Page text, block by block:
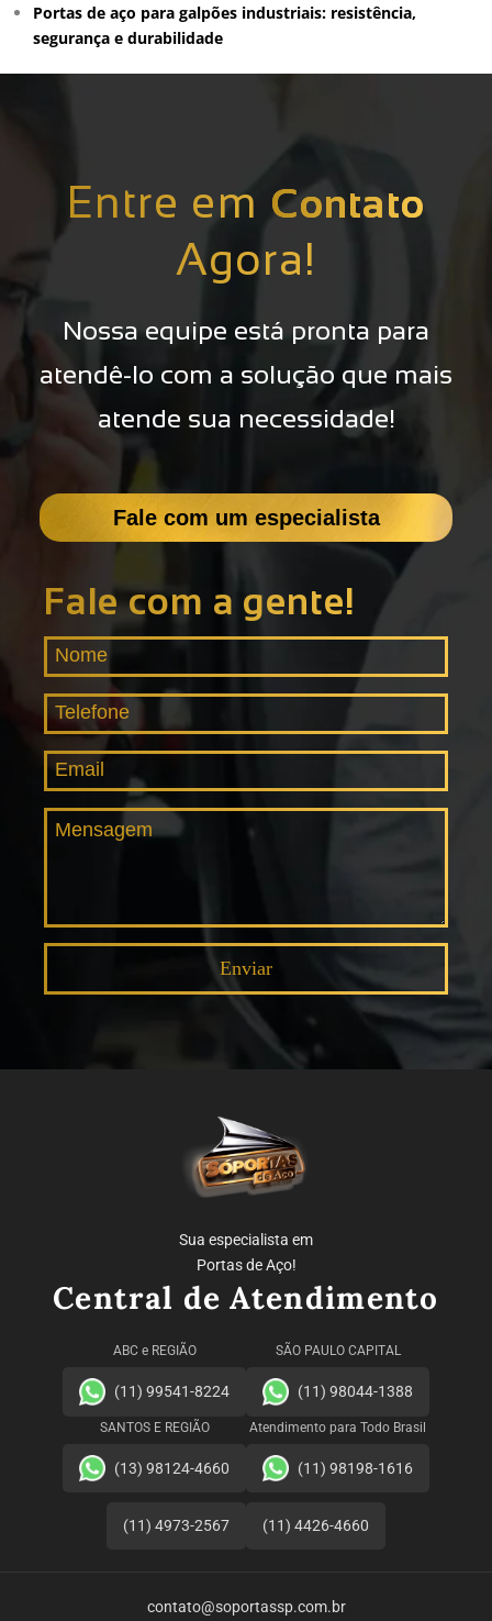
Portas de aço para galpões industriais: resistência,
segurança e durabilidade
Entre em Contato
Agora!
Nossa equipe está pronta para
atendê-lo com a solução que mais
atende sua necessidade!
Fale com um especialista
Fale com a gente!
Sua especialista em
Portas de Aço!
Central de Atendimento
ABC e REGIÃO
(11) 99541-8224
SÃO PAULO CAPITAL
(11) 98044-1388
SANTOS E REGIÃO
(13) 98124-4660
Atendimento para Todo Brasil
(11) 98198-1616
(11) 4973-2567 (11) 4426-4660
contato@soportassp.com.br